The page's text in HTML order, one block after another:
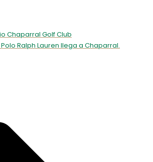
Chaparral Golf Club
Ralph Lauren llega a Chaparral.